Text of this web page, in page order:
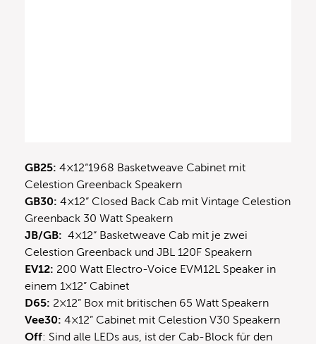
GB25: 4×12“1968 Basketweave Cabinet mit
Celestion Greenback Speakern
GB30: 4×12“ Closed Back Cab mit Vintage Celestion
Greenback 30 Watt Speakern
JB/GB: 4×12“ Basketweave Cab mit je zwei
Celestion Greenback und JBL 120F Speakern
EV12: 200 Watt Electro-Voice EVM12L Speaker in
einem 1×12” Cabinet
D65: 2×12” Box mit britischen 65 Watt Speakern
Vee30: 4×12” Cabinet mit Celestion V30 Speakern
Off: Sind alle LEDs aus, ist der Cab-Block für den